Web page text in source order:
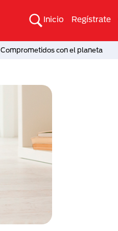
Inicio Regístrate
Comprometidos con el planeta